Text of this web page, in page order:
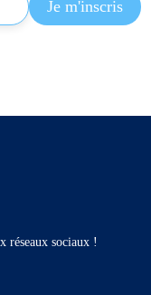
réseaux sociaux !